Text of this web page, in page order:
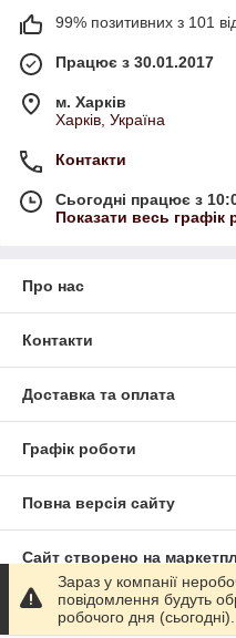
99% позитивних з 101
Працює з 30.01.2017
м. Харків
Харків, Україна
Контакти
Сьогодні працює з
Показати весь графік
Про нас
Контакти
Доставка та оплата
Графік роботи
Повна версія сайту
Сайт створено на
Політика конфіденційності
Зараз у компанії
повідомлення будуть
робочого дня (сьогодні).